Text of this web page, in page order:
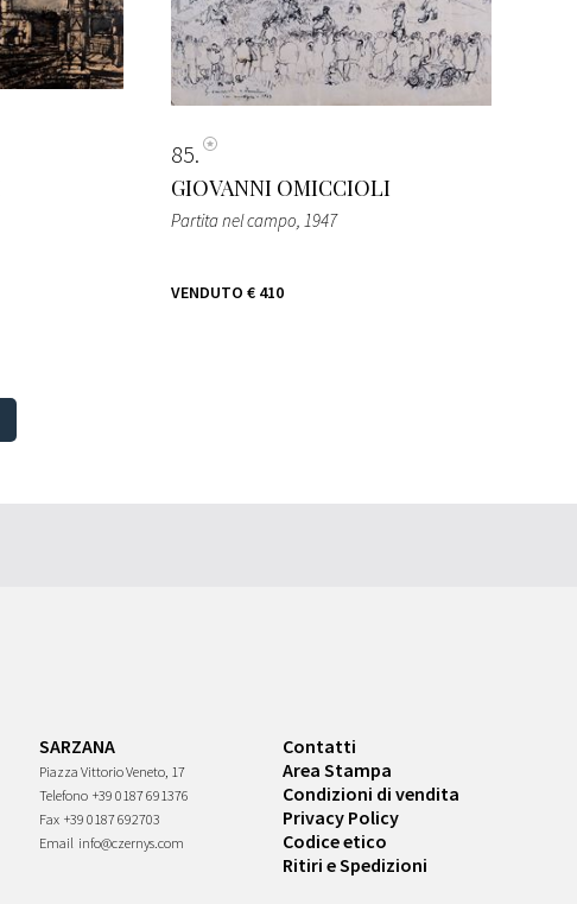
85
GIOVANNI OMICCIOLI
Partita nel campo, 1947
VENDUTO € 410
SARZANA
Piazza Vittorio Veneto, 17
Telefono +39 0187 691376
Fax +39 0187 692703
Email info@czernys.com
Contatti
Area Stampa
Condizioni di vendita
Privacy Policy
Codice etico
Ritiri e Spedizioni